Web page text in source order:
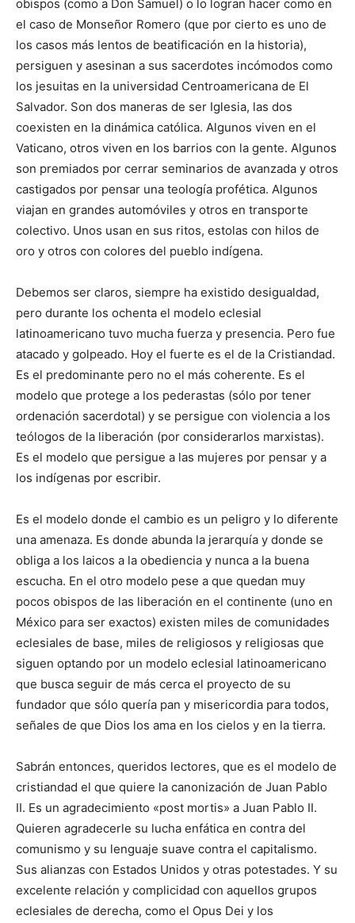
obispos (como a Don Samuel) o lo logran hacer como en
el caso de Monseñor Romero (que por cierto es uno de
los casos más lentos de beatificación en la historia),
persiguen y asesinan a sus sacerdotes incómodos como
los jesuitas en la universidad Centroamericana de El
Salvador. Son dos maneras de ser Iglesia, las dos
coexisten en la dinámica católica. Algunos viven en el
Vaticano, otros viven en los barrios con la gente. Algunos
son premiados por cerrar seminarios de avanzada y otros
castigados por pensar una teología profética. Algunos
viajan en grandes automóviles y otros en transporte
colectivo. Unos usan en sus ritos, estolas con hilos de
oro y otros con colores del pueblo indígena.
Debemos ser claros, siempre ha existido desigualdad,
pero durante los ochenta el modelo eclesial
latinoamericano tuvo mucha fuerza y presencia. Pero fue
atacado y golpeado. Hoy el fuerte es el de la Cristiandad.
Es el predominante pero no el más coherente. Es el
modelo que protege a los pederastas (sólo por tener
ordenación sacerdotal) y se persigue con violencia a los
teólogos de la liberación (por considerarlos marxistas).
Es el modelo que persigue a las mujeres por pensar y a
los indígenas por escribir.
Es el modelo donde el cambio es un peligro y lo diferente
una amenaza. Es donde abunda la jerarquía y donde se
obliga a los laicos a la obediencia y nunca a la buena
escucha. En el otro modelo pese a que quedan muy
pocos obispos de las liberación en el continente (uno en
México para ser exactos) existen miles de comunidades
eclesiales de base, miles de religiosos y religiosas que
siguen optando por un modelo eclesial latinoamericano
que busca seguir de más cerca el proyecto de su
fundador que sólo quería pan y misericordia para todos,
señales de que Dios los ama en los cielos y en la tierra.
Sabrán entonces, queridos lectores, que es el modelo de
cristiandad el que quiere la canonización de Juan Pablo
II. Es un agradecimiento «post mortis» a Juan Pablo II.
Quieren agradecerle su lucha enfática en contra del
comunismo y su lenguaje suave contra el capitalismo.
Sus alianzas con Estados Unidos y otras potestades. Y su
excelente relación y complicidad con aquellos grupos
eclesiales de derecha, como el Opus Dei y los